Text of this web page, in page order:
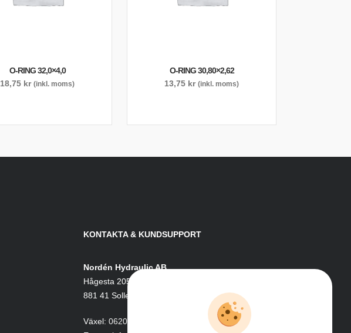
O-RING 32,0×4,0
18,75 kr (inkl. moms)
O-RING 30,80×2,62
13,75 kr (inkl. moms)
KONTAKTA & KUNDSUPPORT
Nordén Hydraulic AB
Hågesta 205
881 41 Sollefteå
Växel: 0620-161 41